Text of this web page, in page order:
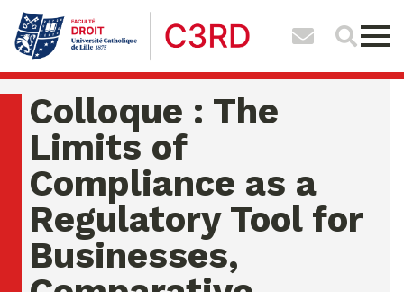
Colloque : The
Limits of
Compliance as a
Regulatory Tool for
Businesses,